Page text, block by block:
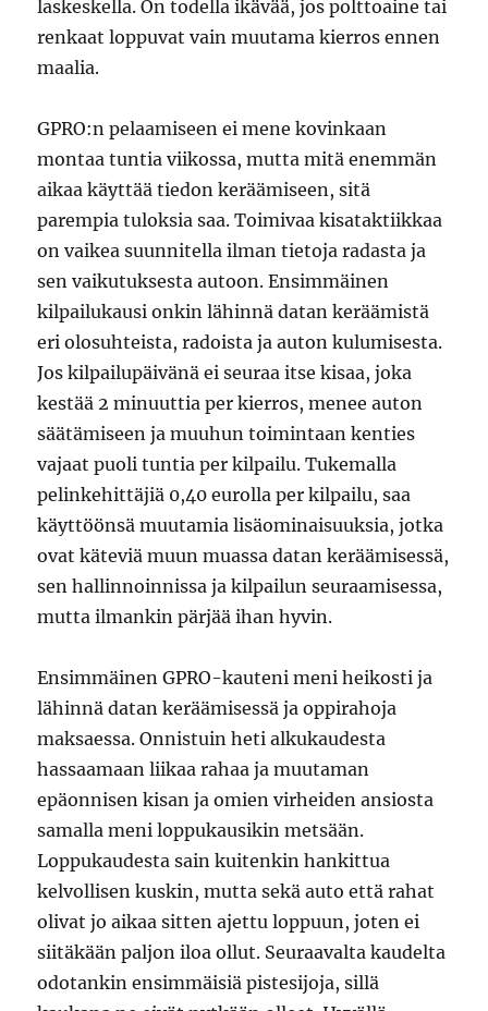
laskeskella. On todella ikävää, jos polttoaine tai
renkaat loppuvat vain muutama kierros ennen
maalia.
GPRO:n pelaamiseen ei mene kovinkaan
montaa tuntia viikossa, mutta mitä enemmän
aikaa käyttää tiedon keräämiseen, sitä
parempia tuloksia saa. Toimivaa kisataktiikkaa
on vaikea suunnitella ilman tietoja radasta ja
sen vaikutuksesta autoon. Ensimmäinen
kilpailukausi onkin lähinnä datan keräämistä
eri olosuhteista, radoista ja auton kulumisesta.
Jos kilpailupäivänä ei seuraa itse kisaa, joka
kestää 2 minuuttia per kierros, menee auton
säätämiseen ja muuhun toimintaan kenties
vajaat puoli tuntia per kilpailu. Tukemalla
pelinkehittäjiä 0,40 eurolla per kilpailu, saa
käyttöönsä muutamia lisäominaisuuksia, jotka
ovat käteviä muun muassa datan keräämisessä,
sen hallinnoinnissa ja kilpailun seuraamisessa,
mutta ilmankin pärjää ihan hyvin.
Ensimmäinen GPRO-kauteni meni heikosti ja
lähinnä datan keräämisessä ja oppirahoja
maksaessa. Onnistuin heti alkukaudesta
hassaamaan liikaa rahaa ja muutaman
epäonnisen kisan ja omien virheiden ansiosta
samalla meni loppukausikin metsään.
Loppukaudesta sain kuitenkin hankittua
kelvollisen kuskin, mutta sekä auto että rahat
olivat jo aikaa sitten ajettu loppuun, joten ei
siitäkään paljon iloa ollut. Seuraavalta kaudelta
odotankin ensimmäisiä pistesijoja, sillä